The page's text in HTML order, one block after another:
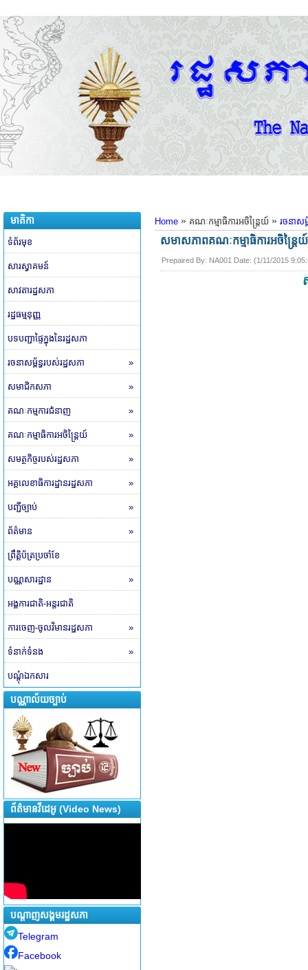
មាតិកា
ទំព័រមុខ
សារស្វាគមន៍
សាវតារដ្ឋសភា
រដ្ឋធម្មនុញ្ញ
បទបញ្ជាផ្ទៃក្នុងនៃរដ្ឋសភា
រចនាសម្ព័ន្ធរបស់រដ្ឋសភា »
សមាជិកសភា »
គណៈកម្មការជំនាញ »
គណៈកម្មាធិការអចិន្ត្រៃយ៍ »
សមត្ថកិច្ចរបស់រដ្ឋសភា »
អគ្គលេខាធិការដ្ឋានរដ្ឋសភា »
បញ្ជីច្បាប់ »
ព័ត៌មាន »
ព្រឹត្តិប័ត្រប្រចាំខែ
បណ្ណសារដ្ឋាន »
អង្គការជាតិ-អន្តរជាតិ
ការចេញ-ចូលវិមានរដ្ឋសភា »
ទំនាក់ទំនង »
បណ្តុំឯកសារ
បណ្ណាល័យច្បាប់
ព័ត៌មានវីដេអូ (Video News)
បណ្តាញសង្គមរដ្ឋសភា
Telegram
Facebook
Home » គណៈកម្មាធិការអចិន្ត្រៃយ៍ » រចនាសម្
សមាសភាពគណៈកម្មាធិការអចិន្ត្រៃ
Prepaired By: NA001 ​ Date: (1/11/2015